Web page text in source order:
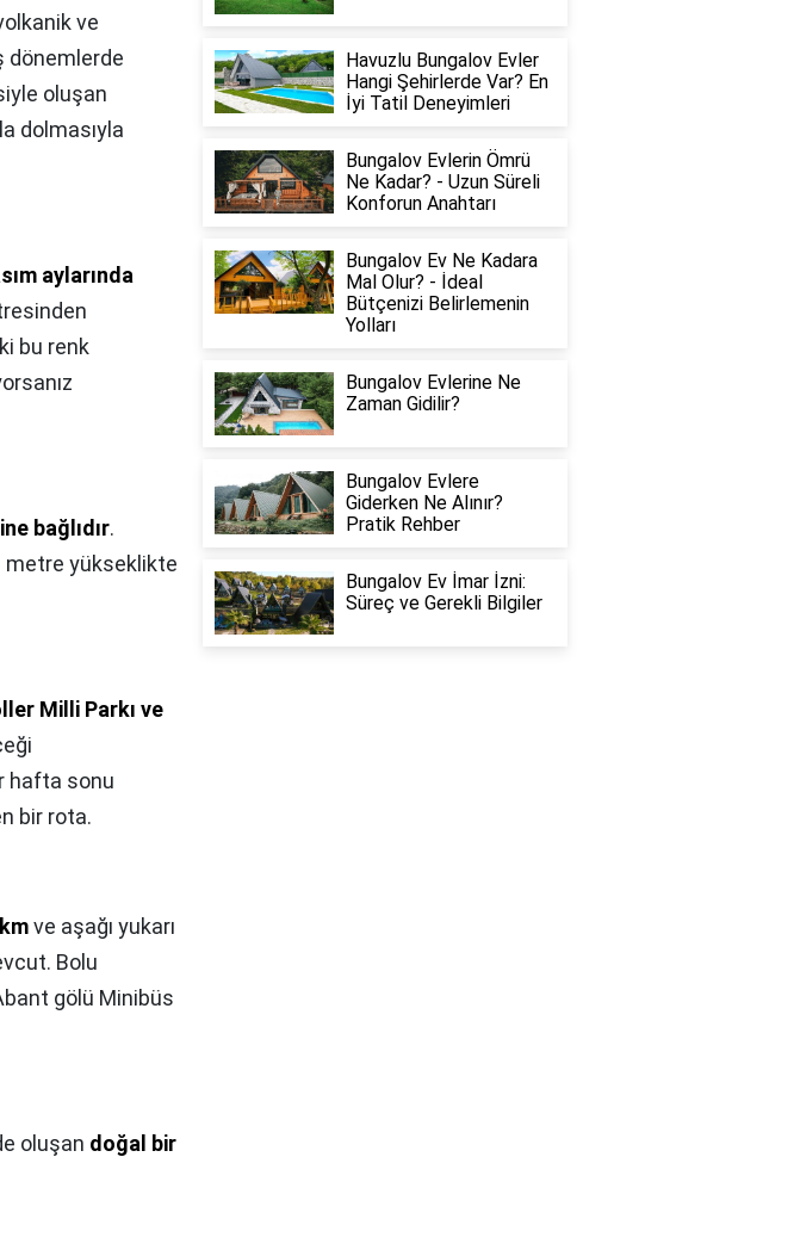
ve
dönemlerde
oluşan
dolmasıyla
aylarında
bu renk
bağlıdır.
metre yükseklikte
Milli Parkı ve
hafta sonu
bir rota.
ve aşağı yukarı
Bolu
gölü Minibüs
oluşan doğal bir
Havuzlu Bungalov Evler
Hangi Şehirlerde Var? En
İyi Tatil Deneyimleri
Bungalov Evlerin Ömrü
Ne Kadar? - Uzun Süreli
Konforun Anahtarı
Bungalov Ev Ne Kadara
Mal Olur? - İdeal
Bütçenizi Belirlemenin
Yolları
Bungalov Evlerine Ne
Zaman Gidilir?
Bungalov Evlere
Giderken Ne Alınır?
Pratik Rehber
Bungalov Ev İmar İzni:
Süreç ve Gerekli Bilgiler